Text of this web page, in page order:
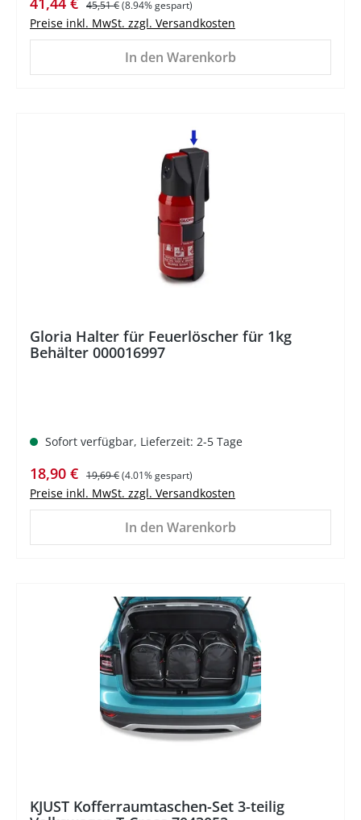
45,51 €(8.94% gespart)
Preise inkl. MwSt. zzgl. Versandkosten
In den Warenkorb
Gloria Halter für Feuerlöscher für 1kg
Behälter 000016997
Sofort verfügbar, Lieferzeit: 2-5 Tage
Verkaufspreis:
18,90 € Regulärer Preis:
19,69 €(4.01% gespart)
Preise inkl. MwSt. zzgl. Versandkosten
In den Warenkorb
KJUST Kofferraumtaschen-Set 3-teilig